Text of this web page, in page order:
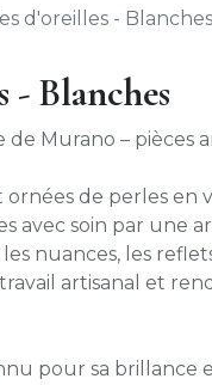
d'oreilles - Blanches
- Blanches
de Murano – pièces
ornées de perles en
avec soin par une
nuances, les
artisanal et
pour sa brillance